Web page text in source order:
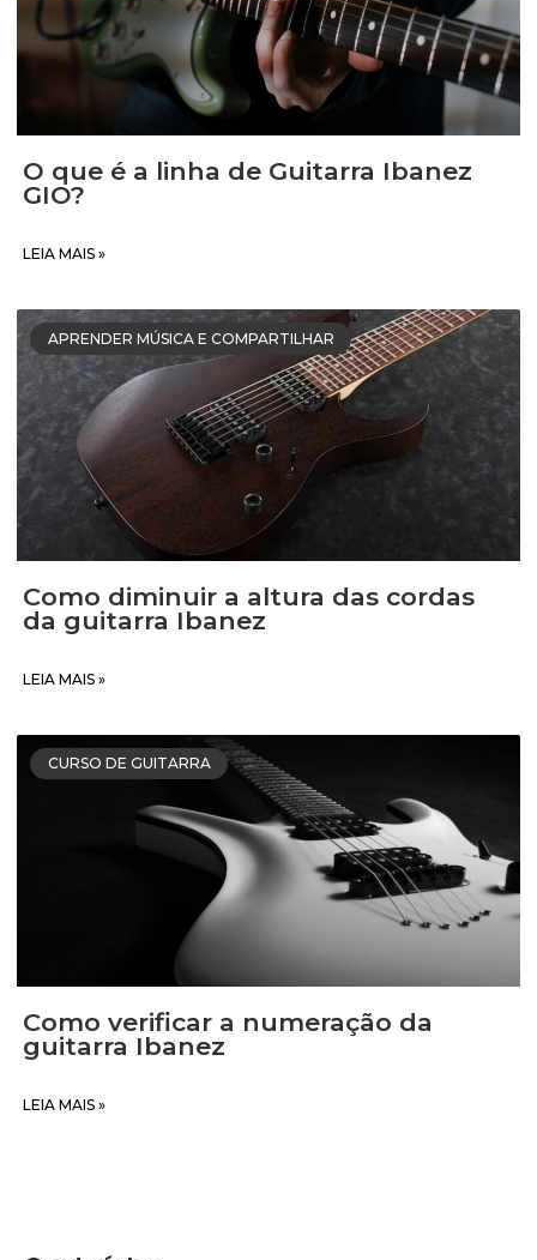
O que é a linha de Guitarra Ibanez
GIO?
LEIA MAIS »
APRENDER MÚSICA E COMPARTILHAR
Como diminuir a altura das cordas
da guitarra Ibanez
LEIA MAIS »
CURSO DE GUITARRA
Como verificar a numeração da
guitarra Ibanez
LEIA MAIS »